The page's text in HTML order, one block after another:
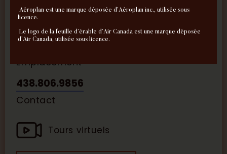
1 415$ - 2 400$
Ville-Marie
Emplacement
438.806.9856
Contact
Tours virtuels
Aéroplan est une marque déposée d’Aéroplan inc., utilisée sous
licence.
Le logo de la feuille d’érable d’Air Canada est une marque déposée
d’Air Canada, utilisée sous licence.